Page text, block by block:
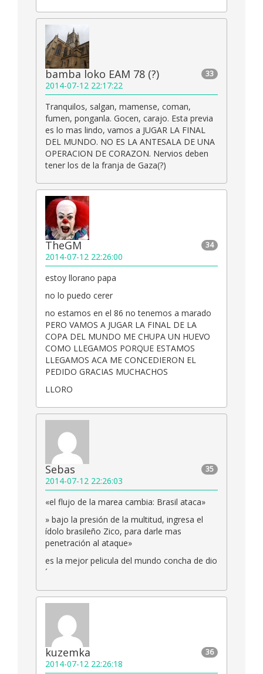
33
bamba loko EAM 78 (?)
2014-07-12 22:17:22
Tranquilos, salgan, mamense, coman,
fumen, ponganla. Gocen, carajo. Esta previa
es lo mas lindo, vamos a JUGAR LA FINAL
DEL MUNDO. NO ES LA ANTESALA DE UNA
OPERACION DE CORAZON. Nervios deben
tener los de la franja de Gaza(?)
34
TheGM
2014-07-12 22:26:00
estoy llorano papa
no lo puedo cerer
no estamos en el 86 no tenemos a marado
PERO VAMOS A JUGAR LA FINAL DE LA
COPA DEL MUNDO ME CHUPA UN HUEVO
COMO LLEGAMOS PORQUE ESTAMOS
LLEGAMOS ACA ME CONCEDIERON EL
PEDIDO GRACIAS MUCHACHOS
LLORO
35
Sebas
2014-07-12 22:26:03
«el flujo de la marea cambia: Brasil ataca»
» bajo la presión de la multitud, ingresa el
ídolo brasileño Zico, para darle mas
penetración al ataque»
es la mejor pelicula del mundo concha de dio
´
36
kuzemka
2014-07-12 22:26:18